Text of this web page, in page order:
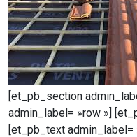
[et_pb_section
admin_label= »row »]
[et_pb_text admin_label=